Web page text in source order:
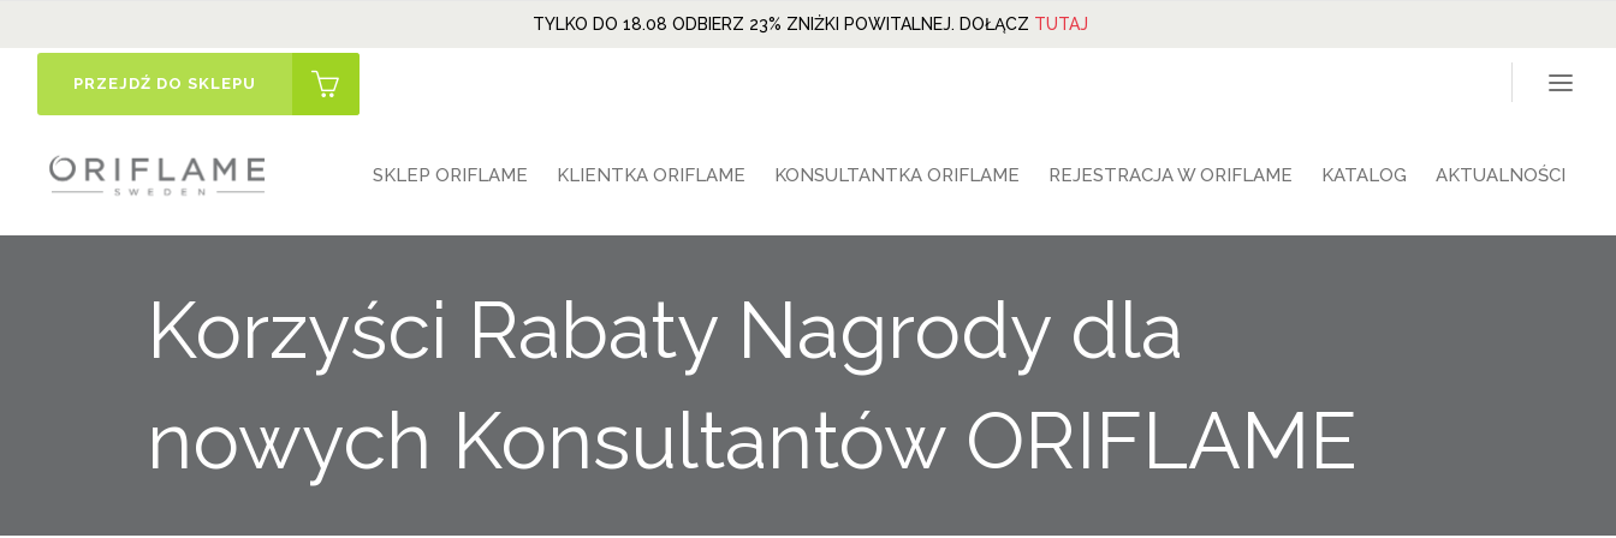
TYLKO DO 18.08 ODBIERZ 23% ZNIŻKI POWITALNEJ. DOŁĄCZ TUTAJ
PRZEJDŹ DO SKLEPU
SKLEP ORIFLAME KLIENTKA ORIFLAME KONSULTANTKA ORIFLAME REJESTRACJA W ORIFLAME KATALOG AKTUALNOŚCI
Korzyści Rabaty Nagrody dla
nowych Konsultantów ORIFLAME